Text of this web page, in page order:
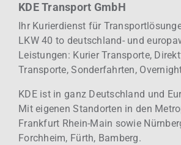
KDE Transport GmbH
Ihr Kurierdienst für
LKW 40 to deutschland- und
Leistungen: KurierTransporte,
Transporte, Sonderfahrten,
KDE ist in ganz Deutschland und
Mit eigenen Standorten in den
Frankfurt Rhein-Main sowie
Forchheim, Fürth, Bamberg.